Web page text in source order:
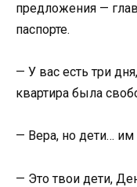
предложения —
паспорте.
— У вас есть три
квартира была
— Вера, но дети… им
— Это твои дети,